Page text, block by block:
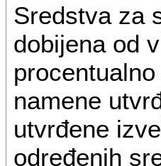
Sredstva za
dobijena od
namene
utvrđene
određenih